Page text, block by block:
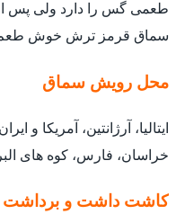
طعمی گس را دارد ولی پس
سماق قرمز ترش خوش طعم
محل رویش سماق
ایتالیا، آرژانتین، آمریکا و
خراسان، فارس، کوه های
کاشت داشت و برداشت